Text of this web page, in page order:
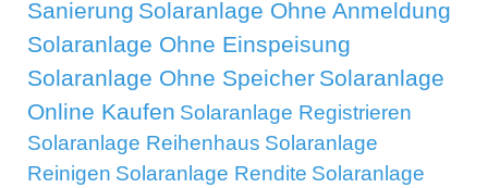
Sanierung Solaranlage Ohne Anmeldung
Solaranlage Ohne Einspeisung
Solaranlage Ohne Speicher Solaranlage
Online Kaufen Solaranlage Registrieren
Solaranlage Reihenhaus Solaranlage
Reinigen Solaranlage Rendite Solaranlage